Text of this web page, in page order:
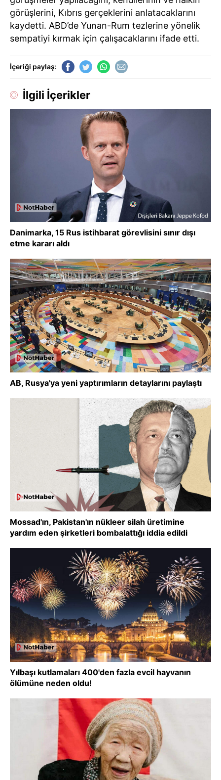
görüşlerini, Kıbrıs gerçeklerini anlatacaklarını
kaydetti. ABD’de Yunan-Rum tezlerine yönelik
sempatiyi kırmak için çalışacaklarını ifade etti.
İçeriği paylaş:
İlgili İçerikler
Danimarka, 15 Rus istihbarat görevlisini sınır dışı
etme kararı aldı
AB, Rusya'ya yeni yaptırımların detaylarını paylaştı
Mossad'ın, Pakistan'ın nükleer silah üretimine
yardım eden şirketleri bombalattığı iddia edildi
Yılbaşı kutlamaları 400'den fazla evcil hayvanın
ölümüne neden oldu!